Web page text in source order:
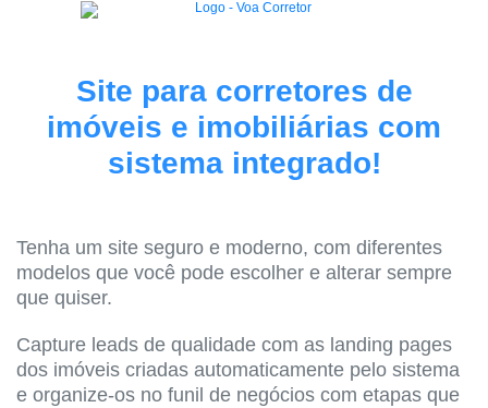
Site para corretores de
imóveis e imobiliárias com
sistema integrado!
Tenha um site seguro e moderno, com diferentes
modelos que você pode escolher e alterar sempre
que quiser.
Capture leads de qualidade com as landing pages
dos imóveis criadas automaticamente pelo sistema
e organize-os no funil de negócios com etapas que